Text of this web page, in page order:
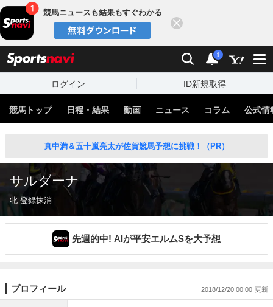
競馬ニュースも結果もすぐわかる
検索 通知
i
ログイン ID新規取得
競馬トップ 日程・結果 動画 ニュース コラム 公式情
真中満＆五十嵐亮太が佐賀競馬予想に挑戦！（PR）
サルダーナ
牝 登録抹消
先週的中! AIが平安エルムSを大予想
プロフィール 2018/12/20 00:00